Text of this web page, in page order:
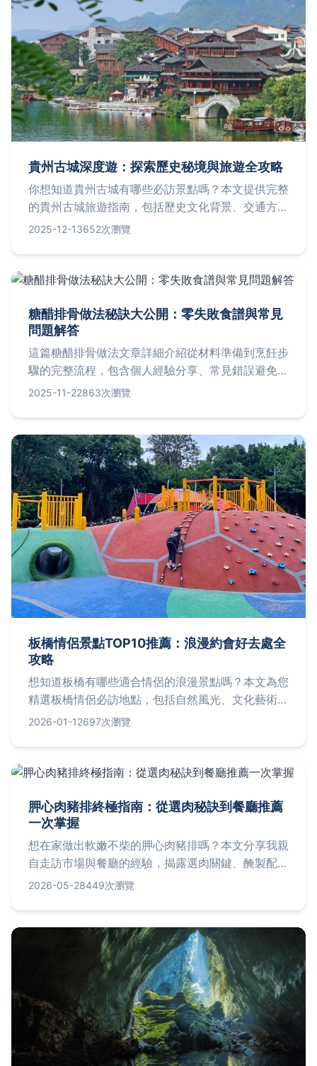
貴州古城深度遊：探索歷史秘境與旅遊全攻略
你想知道貴州古城有哪些必訪景點嗎？本文提供完整
的貴州古城旅遊指南，包括歷史文化背景、交通方
式、門票資訊、最佳旅遊季節和實用貼士，幫助你規
2025-12-13652次瀏覽
糖醋排骨做法秘訣大公開：零失敗食譜與常見
問題解答
這篇糖醋排骨做法文章詳細介紹從材料準備到烹飪步
驟的完整流程，包含個人經驗分享、常見錯誤避免技
巧和實用問答。無論是新手或老手，都能學會如何做
比例等疑難雜症。內容基於實際烹飪心得，提供接地
氣的建議，讓你輕鬆上手。
2025-11-22863次瀏覽
板橋情侶景點TOP10推薦：浪漫約會好去處全
攻略
想知道板橋有哪些適合情侶的浪漫景點嗎？本文為您
精選板橋情侶必訪地點，包括自然風光、文化藝術和
美食推薦，幫助您規劃完美約會行程，從預算控制到
2026-01-12697次瀏覽
胛心肉豬排終極指南：從選肉秘訣到餐廳推薦
一次掌握
想在家做出軟嫩不柴的胛心肉豬排嗎？本文分享我親
自走訪市場與餐廳的經驗，揭露選肉關鍵、醃製配
方，並推薦台北三家高評價胛心肉豬排店家，附上地
2026-05-28449次瀏覽